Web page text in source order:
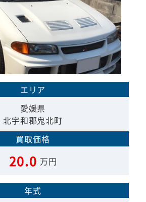
エリア
愛媛県
北宇和郡鬼北町
買取価格
20.0 万円
年式